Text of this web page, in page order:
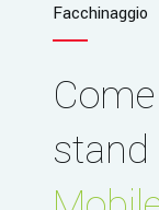
Facchinaggio
stand